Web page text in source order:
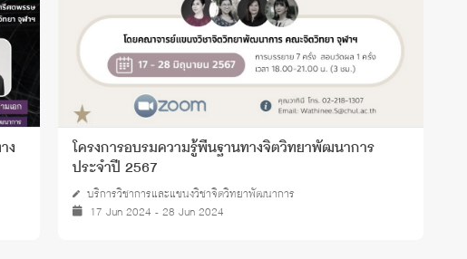
ง
โครงการอบรมความรู้พื้นฐานทางจิตวิทยาพัฒนาการ
ประจำปี 2567
บริการวิชาการและแขนงวิชาจิตวิทยาพัฒนาการ
17 Jun 2024 - 28 Jun 2024